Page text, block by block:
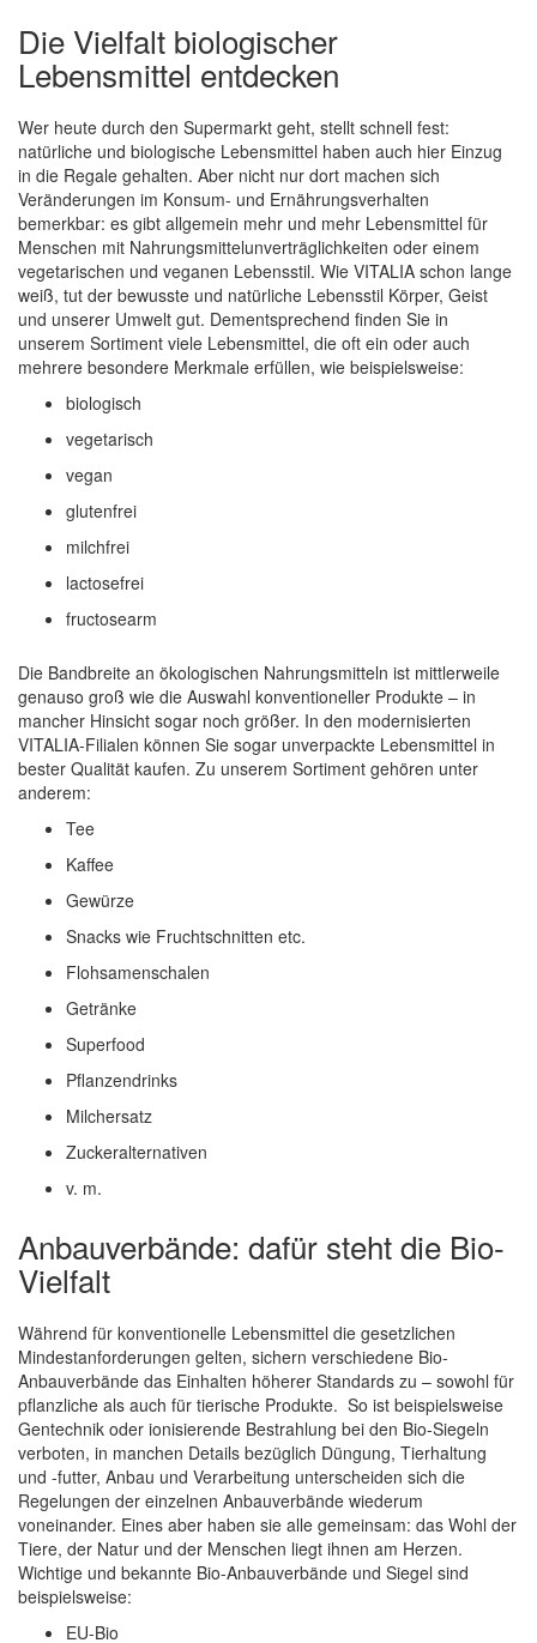
Die Vielfalt biologischer
Lebensmittel entdecken
Wer heute durch den Supermarkt geht, stellt schnell fest:
natürliche und biologische Lebensmittel haben auch hier Einzug
in die Regale gehalten. Aber nicht nur dort machen sich
Veränderungen im Konsum- und Ernährungsverhalten
bemerkbar: es gibt allgemein mehr und mehr Lebensmittel für
Menschen mit Nahrungsmittelunverträglichkeiten oder einem
vegetarischen und veganen Lebensstil. Wie VITALIA schon lange
weiß, tut der bewusste und natürliche Lebensstil Körper, Geist
und unserer Umwelt gut. Dementsprechend finden Sie in
unserem Sortiment viele Lebensmittel, die oft ein oder auch
mehrere besondere Merkmale erfüllen, wie beispielsweise:
biologisch
vegetarisch
vegan
glutenfrei
milchfrei
lactosefrei
fructosearm
Die Bandbreite an ökologischen Nahrungsmitteln ist mittlerweile
genauso groß wie die Auswahl konventioneller Produkte – in
mancher Hinsicht sogar noch größer. In den modernisierten
VITALIA-Filialen können Sie sogar unverpackte Lebensmittel in
bester Qualität kaufen. Zu unserem Sortiment gehören unter
anderem:
Tee
Kaffee
Gewürze
Snacks wie Fruchtschnitten etc.
Flohsamenschalen
Getränke
Superfood
Pflanzendrinks
Milchersatz
Zuckeralternativen
v. m.
Anbauverbände: dafür steht die Bio-
Vielfalt
Während für konventionelle Lebensmittel die gesetzlichen
Mindestanforderungen gelten, sichern verschiedene Bio-
Anbauverbände das Einhalten höherer Standards zu – sowohl für
pflanzliche als auch für tierische Produkte. So ist beispielsweise
Gentechnik oder ionisierende Bestrahlung bei den Bio-Siegeln
verboten, in manchen Details bezüglich Düngung, Tierhaltung
und -futter, Anbau und Verarbeitung unterscheiden sich die
Regelungen der einzelnen Anbauverbände wiederum
voneinander. Eines aber haben sie alle gemeinsam: das Wohl der
Tiere, der Natur und der Menschen liegt ihnen am Herzen.
Wichtige und bekannte Bio-Anbauverbände und Siegel sind
beispielsweise:
EU-Bio